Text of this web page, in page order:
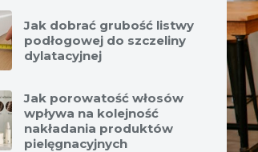
Jak dobrać grubość listwy
podłogowej do szczeliny
dylatacyjnej
Jak porowatość włosów
wpływa na kolejność
nakładania produktów
pielęgnacyjnych